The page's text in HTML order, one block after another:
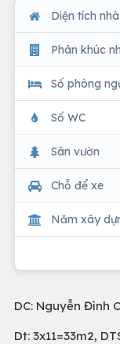
Diện tích nhà
Phân khúc
Số phòng
Số WC
Sân vườn
Chỗ để xe
Năm xây
DC: Nguyễn Đình
Dt: 3x11=33m2,